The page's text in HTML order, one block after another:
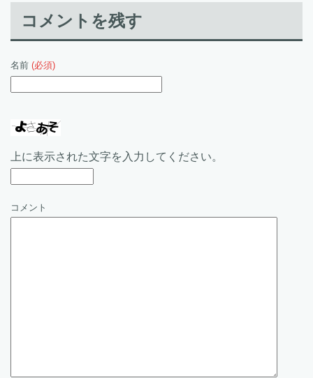
コメントを残す
名前 (必須)
上に表示された文字を入力してください。
コメント